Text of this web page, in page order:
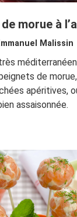
morue à
Malissin
de
apéritives,
assaisonnée.